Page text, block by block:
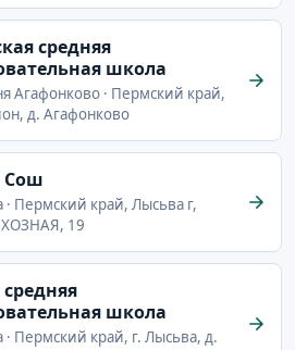
средняя
школа
Агафонково · Пермский край,
д. Агафонково
Сош
Пермский край, Лысьва г,
19
школа
Пермский край, г. Лысьва, д.